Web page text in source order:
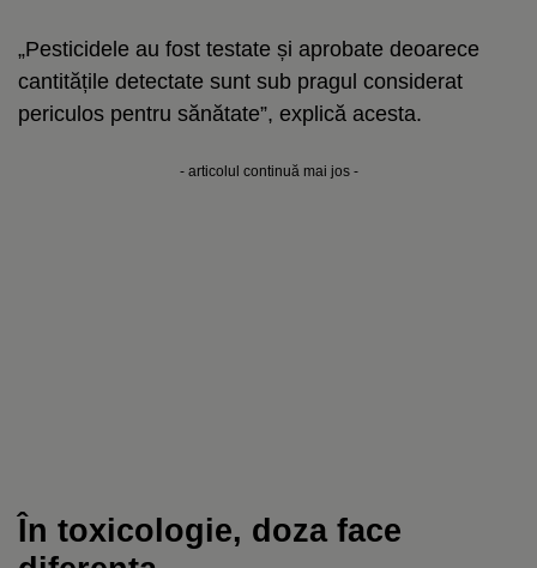
„Pesticidele au fost testate și aprobate deoarece
cantitățile detectate sunt sub pragul considerat
periculos pentru sănătate”, explică acesta.
- articolul continuă mai jos -
În toxicologie, doza face